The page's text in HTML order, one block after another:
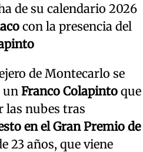
de su calendario 2026
con la presencia del
de Montecarlo se
un Franco Colapinto que
las nubes tras
en el Gran Premio de
23 años, que viene